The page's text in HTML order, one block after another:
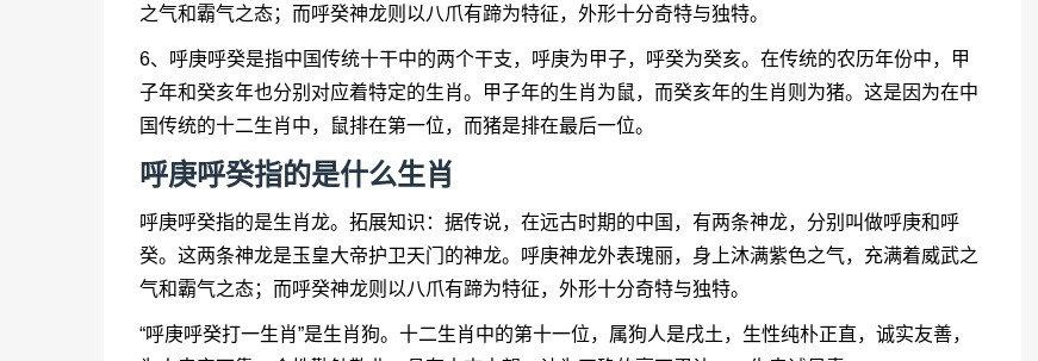
之气和霸气之态；而呼癸神龙则以八爪有蹄为特征，外形十分奇特与独特。
6、呼庚呼癸是指中国传统十干中的两个干支，呼庚为甲子，呼癸为癸亥。在传统的农历年份中，甲
子年和癸亥年也分别对应着特定的生肖。甲子年的生肖为鼠，而癸亥年的生肖则为猪。这是因为在中
国传统的十二生肖中，鼠排在第一位，而猪是排在最后一位。
呼庚呼癸指的是什么生肖
呼庚呼癸指的是生肖龙。拓展知识：据传说，在远古时期的中国，有两条神龙，分别叫做呼庚和呼
癸。这两条神龙是玉皇大帝护卫天门的神龙。呼庚神龙外表瑰丽，身上沐满紫色之气，充满着威武之
气和霸气之态；而呼癸神龙则以八爪有蹄为特征，外形十分奇特与独特。
“呼庚呼癸打一生肖”是生肖狗。十二生肖中的第十一位，属狗人是戌土，生性纯朴正直，诚实友善，